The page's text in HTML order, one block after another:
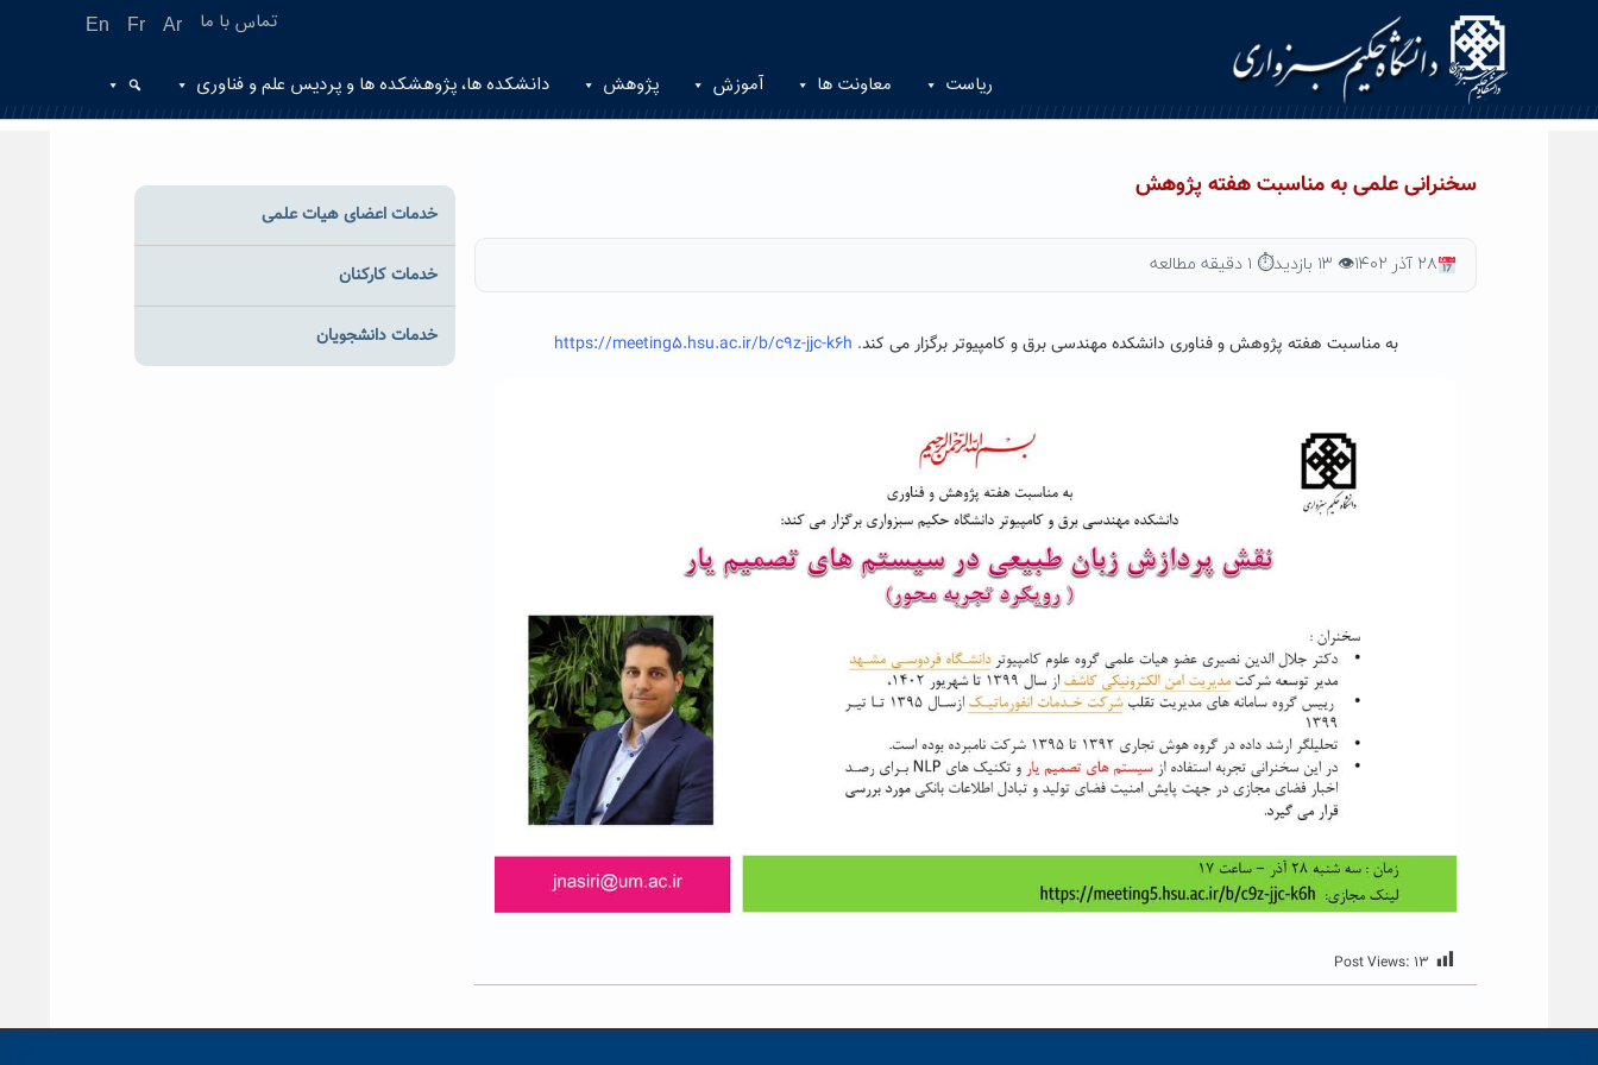
En Fr Ar تماس با ما
ریاست معاونت ها آموزش پژوهش دانشکده ها، پژوهشکده ها و پردیس علم و فناوری
سخنرانی علمی به مناسبت هفته پژوهش
۲۸ آذر ۱۴۰۲ 👁 ۱۳ بازدید ⏱ ۱ دقیقه مطالعه
به مناسبت هفته پژوهش و فناوری دانشکده مهندسی برق و کامپیوتر برگزار می کند.
https://meeting5.hsu.ac.ir/b/c9z-jjc-k6h
Post Views: ۱۳
خدمات اعضای هیات علمی
خدمات کارکنان
خدمات دانشجویان